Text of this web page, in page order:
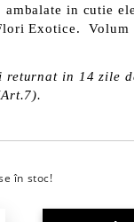
in cutie
Exotice. Volum
returnat in 14 zile
în stoc!